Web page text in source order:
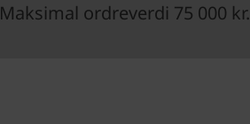
Maksimal ordreverdi 75 000 kr.